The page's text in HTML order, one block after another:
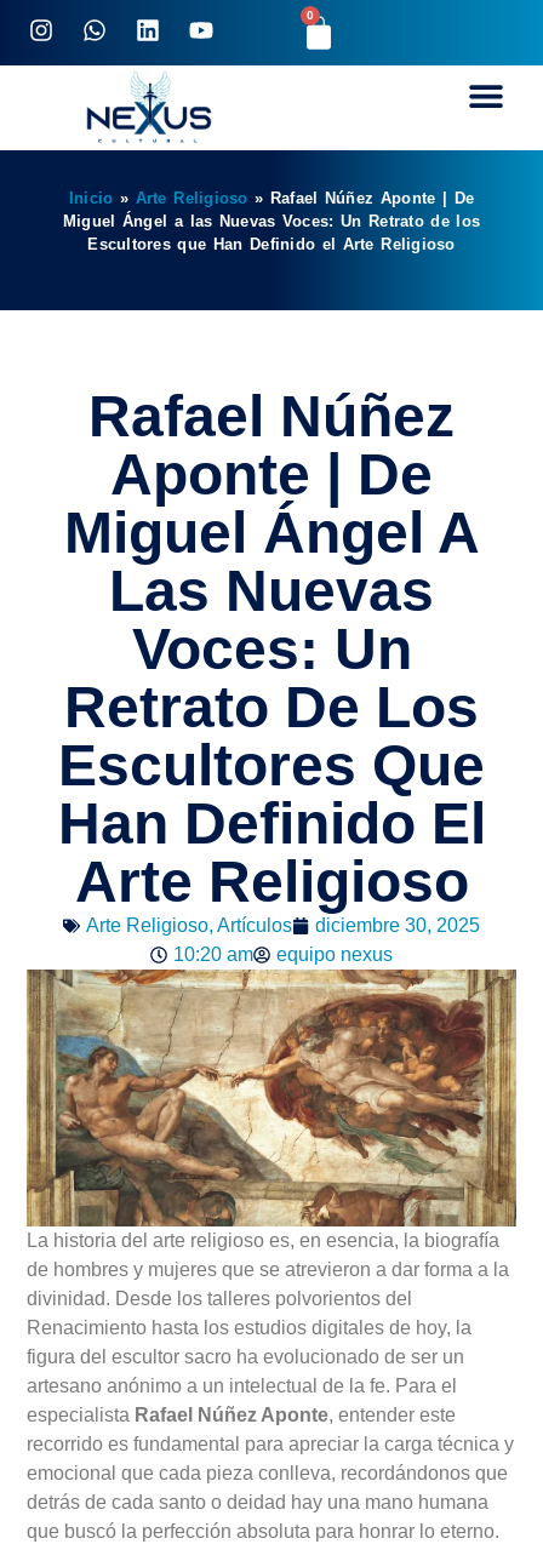
0
Inicio » Arte Religioso » Rafael Núñez Aponte | De
Miguel Ángel a las Nuevas Voces: Un Retrato de los
Escultores que Han Definido el Arte Religioso
Rafael Núñez
Aponte | De
Miguel Ángel A
Las Nuevas
Voces: Un
Retrato De Los
Escultores Que
Han Definido El
Arte Religioso
Arte Religioso, Artículos
diciembre 30, 2025
10:20 am
equipo nexus
La historia del arte religioso es, en esencia, la biografía
de hombres y mujeres que se atrevieron a dar forma a la
divinidad. Desde los talleres polvorientos del
Renacimiento hasta los estudios digitales de hoy, la
figura del escultor sacro ha evolucionado de ser un
artesano anónimo a un intelectual de la fe. Para el
especialista Rafael Núñez Aponte, entender este
recorrido es fundamental para apreciar la carga técnica y
emocional que cada pieza conlleva, recordándonos que
detrás de cada santo o deidad hay una mano humana
que buscó la perfección absoluta para honrar lo eterno.